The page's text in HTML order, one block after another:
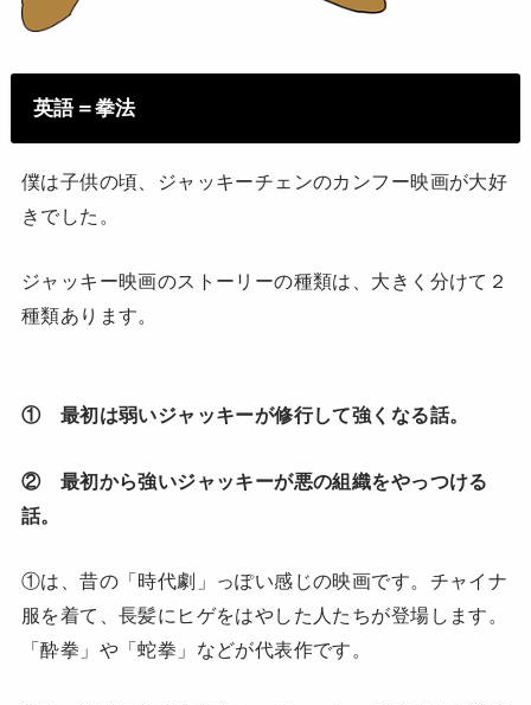
英語＝拳法
僕は子供の頃、ジャッキーチェンのカンフー映画が大好
きでした。
ジャッキー映画のストーリーの種類は、大きく分けて２
種類あります。
① 最初は弱いジャッキーが修行して強くなる話。
② 最初から強いジャッキーが悪の組織をやっつける
話。
①は、昔の「時代劇」っぽい感じの映画です。チャイナ
服を着て、長髪にヒゲをはやした人たちが登場します。
「酔拳」や「蛇拳」などが代表作です。